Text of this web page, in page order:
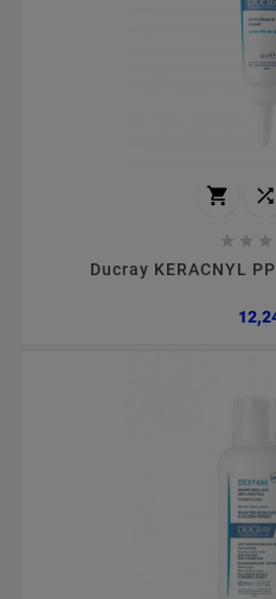
 
  
Ducray KERACNYL